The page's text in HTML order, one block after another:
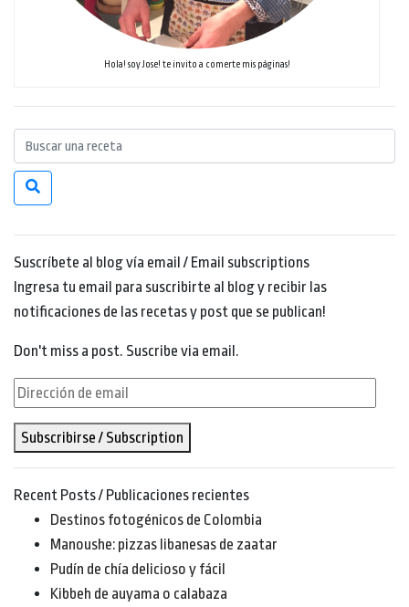
Hola! soy Jose! te invito a comerte mis páginas!
Suscríbete al blog vía email / Email subscriptions
Ingresa tu email para suscribirte al blog y recibir las
notificaciones de las recetas y post que se publican!
Don't miss a post. Suscribe via email.
Dirección
email
Subscribirse / Subscription
Recent Posts / Publicaciones recientes
Destinos fotogénicos de Colombia
Manoushe: pizzas libanesas de zaatar
Pudín de chía delicioso y fácil
Kibbeh de auyama o calabaza